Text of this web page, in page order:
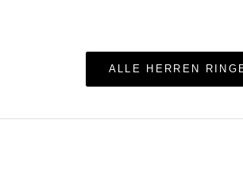
ALLE HERREN